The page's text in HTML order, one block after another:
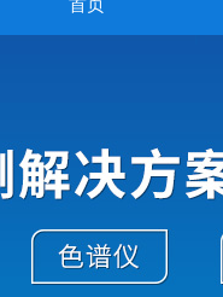
首页